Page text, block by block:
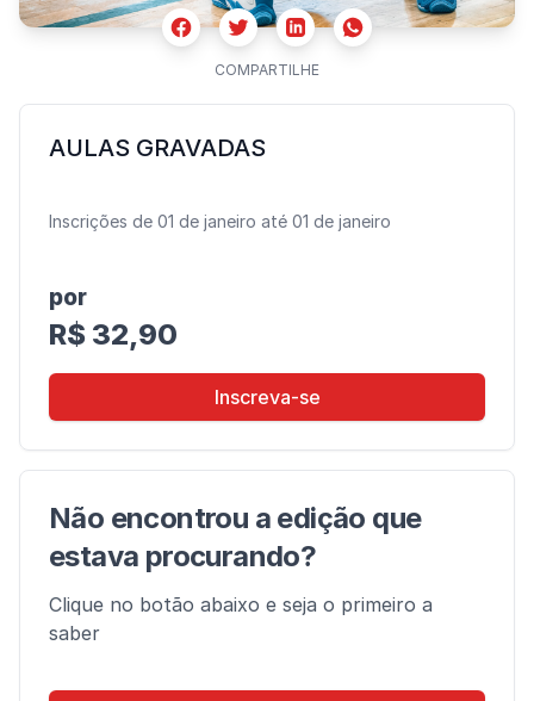
FacebookTwitterLinkedinWhatsapp
COMPARTILHE
AULAS GRAVADAS
Inscrições de 01 de janeiro até 01 de janeiro
por
R$ 32,90
Inscreva-se
Não encontrou a edição que
estava procurando?
Clique no botão abaixo e seja o primeiro a
saber